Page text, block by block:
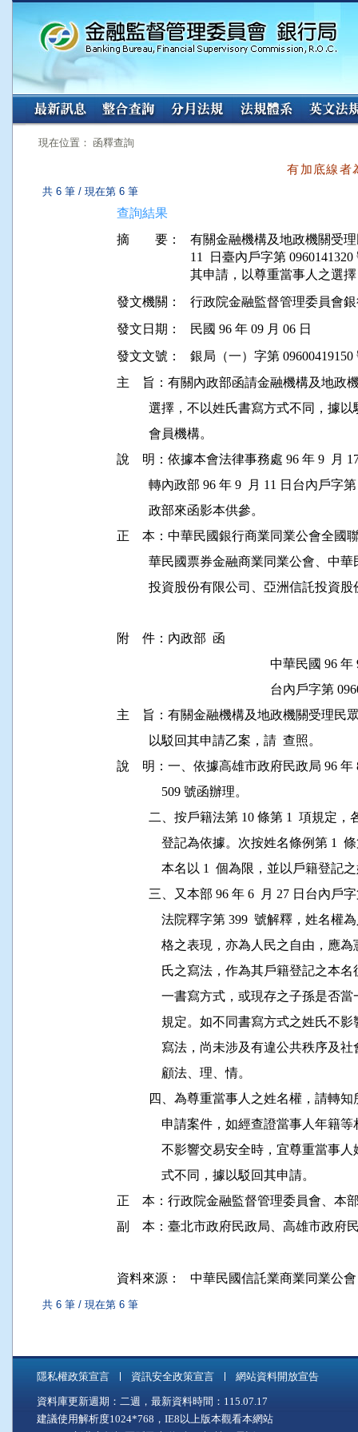
:::
現在位置： 函釋查詢
有加底線者
共 6 筆 / 現在第 6 筆
查詢結果
摘 要：
有關金融機構及地政機關受
11  日臺內戶字第
其申請，以尊重當事人之選擇
發文機關：
行政院金融監督管理委員會
發文日期：
民國 96 年 09 月 06 日
發文文號：
銀局（一）字第 09600419150
主    旨：有關內政部函請金融機構及地政
選擇，不以姓氏書寫方式不同，
          會員機構。
說    明：依據本會法律事務處 96 年 9  月
轉內政部 96 年 9  月 11 日台內戶
          政部來函影本供參。
正    本：中華民國銀行商業同業公會全國
華民國票券金融商業同業公會、
投資股份有限公司、亞洲信託投資
附    件：內政部  函
中華民國 96
台內戶字
主    旨：有關金融機構及地政機關受理民
          以駁回其申請乙案，請  查照。
說    明：一、依據高雄市政府民政局 96 年
              509 號函辦理。
二、按戶籍法第 10 條第 1  項規
登記為依據。次按姓名條例第 1
本名以 1  個為限，並以戶籍登
三、又本部 96 年 6  月 27 日台內
法院釋字第 399  號解釋，姓
格之表現，亦為人民之自由，
氏之寫法，作為其戶籍登記之
一書寫方式，或現存之子孫是
規定。如不同書寫方式之姓氏
寫法，尚未涉及有違公共秩序
              顧法、理、情。
四、為尊重當事人之姓名權，請
申請案件，如經查證當事人年
不影響交易安全時，宜尊重當
              式不同，據以駁回其申請。
正    本：行政院金融監督管理委員會、本
副    本：臺北市政府民政局、高雄市政府
資料來源： 中華民國信託業商業同業公會
共 6 筆 / 現在第 6 筆
隱私權政策宣言 資訊安全政策宣言 網站資料開放宣告
資料庫更新週期：二週，最新資料時間：115.07.17
建議使用解析度1024*768，IE8以上版本觀看本網站